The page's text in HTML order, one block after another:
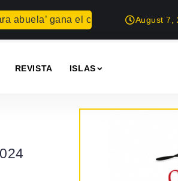
abuela’ gana el concurso Carta para
August 7,
REVISTA ISLAS